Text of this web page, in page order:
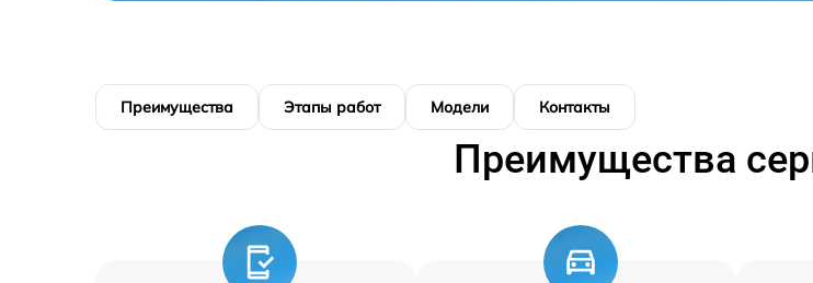
Преимущества Этапы работ Модели Контакты
Преимущества